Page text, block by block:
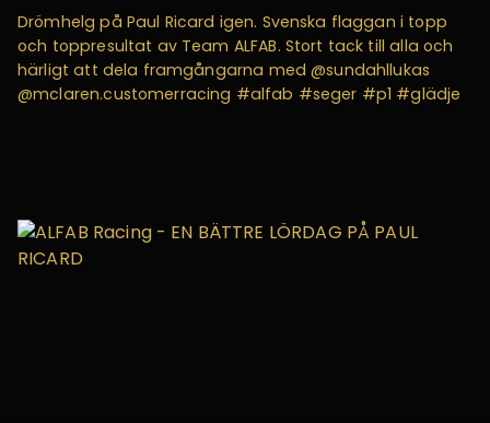
Drömhelg på Paul Ricard igen. Svenska flaggan i topp
och toppresultat av Team ALFAB. Stort tack till alla och
härligt att dela framgångarna med @sundahllukas
@mclaren.customerracing #alfab #seger #p1 #glädje